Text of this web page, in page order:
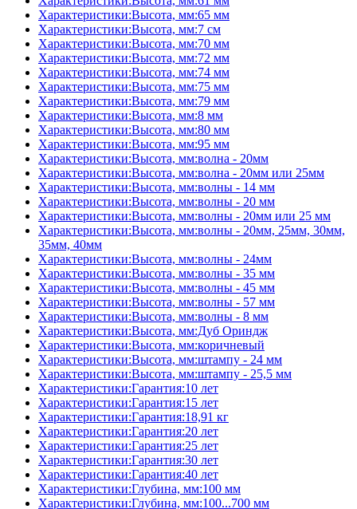
Характеристики:Высота, мм:65 мм
Характеристики:Высота, мм:7 см
Характеристики:Высота, мм:70 мм
Характеристики:Высота, мм:72 мм
Характеристики:Высота, мм:74 мм
Характеристики:Высота, мм:75 мм
Характеристики:Высота, мм:79 мм
Характеристики:Высота, мм:8 мм
Характеристики:Высота, мм:80 мм
Характеристики:Высота, мм:95 мм
Характеристики:Высота, мм:волна - 20мм
Характеристики:Высота, мм:волна - 20мм или 25мм
Характеристики:Высота, мм:волны - 14 мм
Характеристики:Высота, мм:волны - 20 мм
Характеристики:Высота, мм:волны - 20мм или 25 мм
Характеристики:Высота, мм:волны - 20мм, 25мм, 30мм,
35мм, 40мм
Характеристики:Высота, мм:волны - 24мм
Характеристики:Высота, мм:волны - 35 мм
Характеристики:Высота, мм:волны - 45 мм
Характеристики:Высота, мм:волны - 57 мм
Характеристики:Высота, мм:волны - 8 мм
Характеристики:Высота, мм:Дуб Ориндж
Характеристики:Высота, мм:коричневый
Характеристики:Высота, мм:штампу - 24 мм
Характеристики:Высота, мм:штампу - 25,5 мм
Характеристики:Гарантия:10 лет
Характеристики:Гарантия:15 лет
Характеристики:Гарантия:18,91 кг
Характеристики:Гарантия:20 лет
Характеристики:Гарантия:25 лет
Характеристики:Гарантия:30 лет
Характеристики:Гарантия:40 лет
Характеристики:Глубина, мм:100 мм
Характеристики:Глубина, мм:100...700 мм